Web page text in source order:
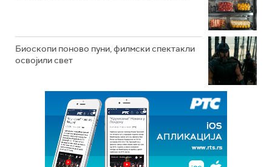
Биоскопи поново пуни, филмски спектакли
освојили свет